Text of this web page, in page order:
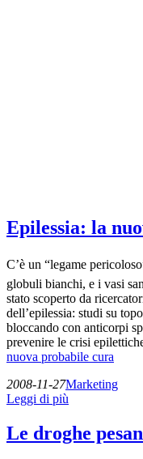
Epilessia: la
C’è un “legame
globuli bianchi, e i vasi
stato scoperto da
dell’epilessia: studi su
bloccando con anticorpi
prevenire le crisi
nuova probabile cura
2008-11-27Marketing
Leggi di più
Le droghe